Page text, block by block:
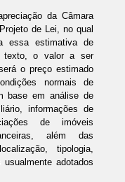
da Câmara
de Lei, no qual
essa estimativa de
texto, o valor a ser
o preço estimado
normais de
base em análise de
informações de
de imóveis
além das
tipologia,
adotados